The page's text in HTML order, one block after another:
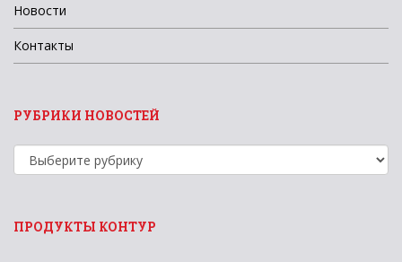
Новости
Контакты
РУБРИКИ НОВОСТЕЙ
Рубрики
новостей
ПРОДУКТЫ КОНТУР